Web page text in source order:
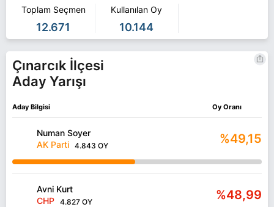
Toplam Seçmen
12.671
Kullanılan Oy
10.144
Çınarcık İlçesi
Aday Yarışı
Aday Bilgisi Oy Oranı
Numan Soyer
AK Parti 4.843 OY %49,15
Avni Kurt
CHP 4.827 OY %48,99